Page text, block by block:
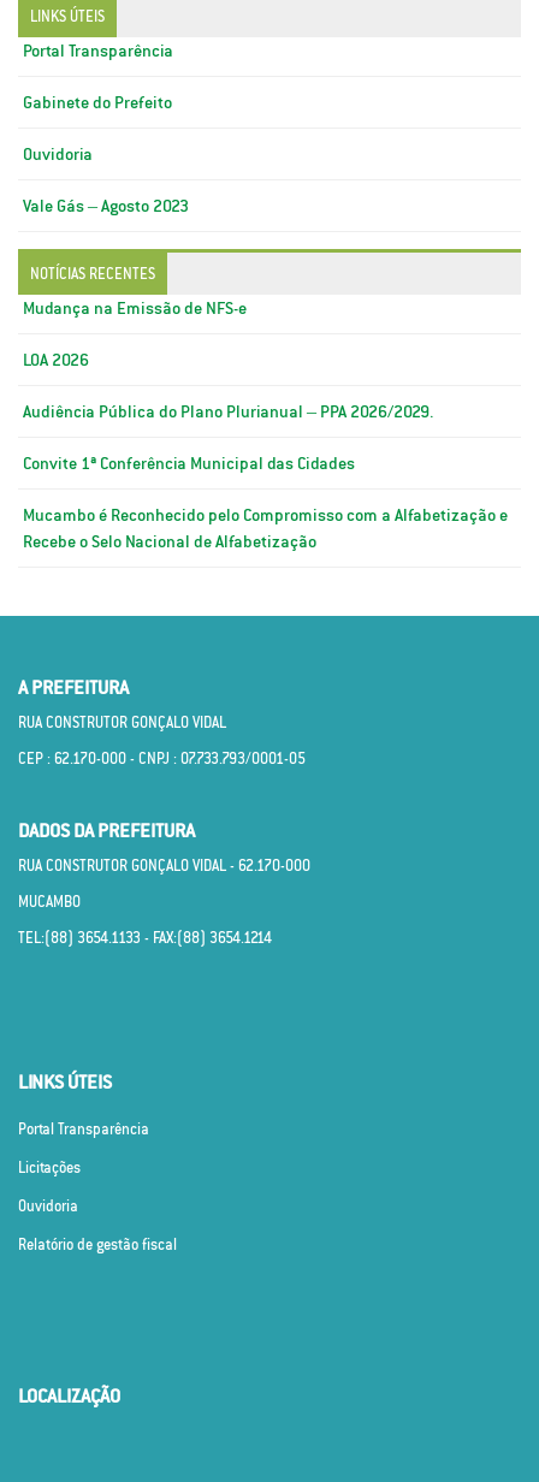
LINKS ÚTEIS
Portal Transparência
Gabinete do Prefeito
Ouvidoria
Vale Gás – Agosto 2023
NOTÍCIAS RECENTES
Mudança na Emissão de NFS-e
LOA 2026
Audiência Pública do Plano Plurianual – PPA 2026/2029.
Convite 1ª Conferência Municipal das Cidades
Mucambo é Reconhecido pelo Compromisso com a Alfabetização e
Recebe o Selo Nacional de Alfabetização
A PREFEITURA
RUA CONSTRUTOR GONÇALO VIDAL
CEP : 62.170­-000 - CNPJ : 07.733.793/0001­-05
DADOS DA PREFEITURA
RUA CONSTRUTOR GONÇALO VIDAL - 62.170­-000
MUCAMBO
TEL:(88) 3654.1133 - FAX:(88) 3654.1214
LINKS ÚTEIS
Portal Transparência
Licitações
Ouvidoria
Relatório de gestão fiscal
LOCALIZAÇÃO